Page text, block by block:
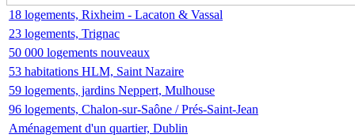
18 logements, Rixheim - Lacaton & Vassal
23 logements, Trignac
50 000 logements nouveaux
53 habitations HLM, Saint Nazaire
59 logements, jardins Neppert, Mulhouse
96 logements, Chalon-sur-Saône / Prés-Saint-Jean
Aménagement d'un quartier, Dublin